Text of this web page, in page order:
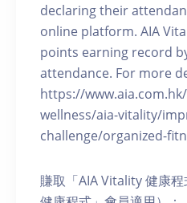
declaring their
online platform. AIA
points earning record
attendance. For more
https://
wellness/aia-vitality/
challenge/organized-
賺取「AIA Vitality 健康